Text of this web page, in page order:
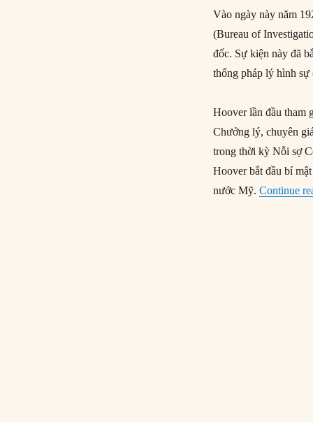
Vào ngày này năm
(Bureau of
đốc. Sự kiện này đã
thống pháp lý hình
Hoover lần đầu tham
Chưởng lý, chuyên
trong thời kỳ Nỗi sợ
Hoover bắt đầu bí
nước Mỹ.Continue